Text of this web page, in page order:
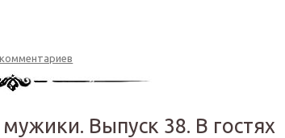
Выпуск 38. В гостях